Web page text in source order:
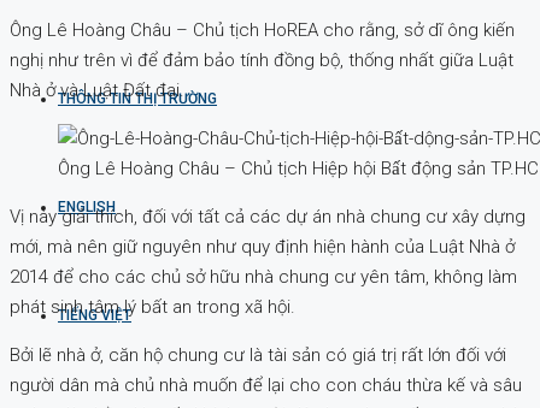
THÔNG TIN THỊ TRƯỜNG
ENGLISH
TIẾNG VIỆT
Ông Lê Hoàng Châu – Chủ tịch HoREA cho rằng, sở dĩ ông kiến
nghị như trên vì để đảm bảo tính đồng bộ, thống nhất giữa Luật
Nhà ở và Luật Đất đai.
Ông Lê Hoàng Châu – Chủ tịch Hiệp hội Bất động sản
Vị này giải thích, đối với tất cả các dự án nhà chung cư xây dựng
mới, mà nên giữ nguyên như quy định hiện hành của Luật Nhà ở
2014 để cho các chủ sở hữu nhà chung cư yên tâm, không làm
phát sinh tâm lý bất an trong xã hội.
Bởi lẽ nhà ở, căn hộ chung cư là tài sản có giá trị rất lớn đối với
người dân mà chủ nhà muốn để lại cho con cháu thừa kế và sâu